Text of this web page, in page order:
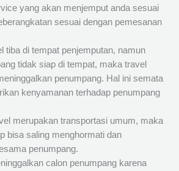
yang akan menjemput anda sesuai
sesuai dengan pemesanan
tiba di tempat penjemputan, namun
tidak siap di tempat, maka travel
penumpang. Hal ini semata
kenyamanan terhadap penumpang
merupakan transportasi umum, maka
bisa saling menghormati dan
penumpang.
calon penumpang karena